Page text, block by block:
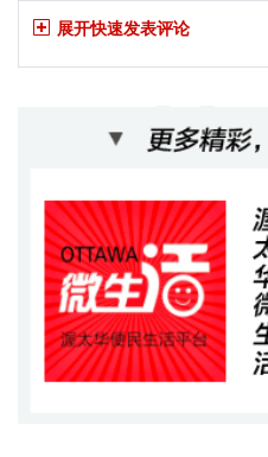
展开快速发表评论